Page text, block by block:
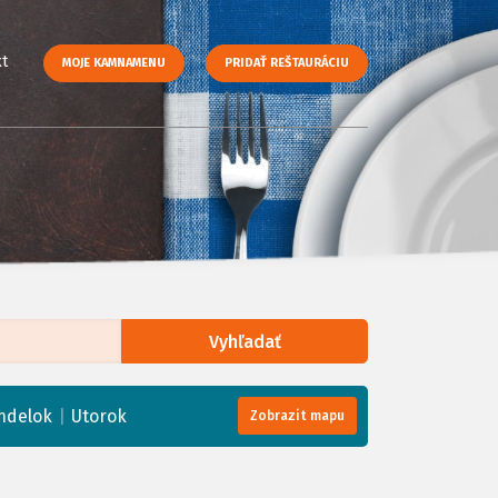
MOJE KAMNAMENU PRIDAŤ REŠTAURÁCIU
Vyhľadať
Utorok Zobrazit mapu